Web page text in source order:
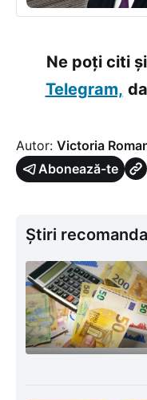
Ne poți citi
Telegram,
Autor: Victoria
Abonează-te
Știri